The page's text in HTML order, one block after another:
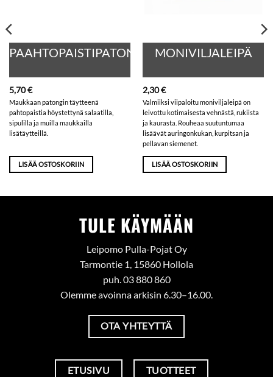
PAAHTOPAISTIPATONKI
5,70€
Maukkaan patongin täytteenä
pahtopaistia höystettynä salaatilla,
sipulilla ja muilla maukkailla
lisätäytteillä.
LISÄÄ OSTOSKORIIN
MONIVILJALEIPÄ
2,30€
Valmiiksi viipaloitu moniviljaleipä on
leivottu kotimaisesta vehnästä, rukiista
ja kaurasta. Rouheaa suutuntumaa
lisäävät auringonkukan, kurpitsan ja
pellavan siemenet.
LISÄÄ OSTOSKORIIN
TULE KÄYMÄÄN
Leipomo Pulla-Pojat Oy
Tarmontie 1, 15860 Hollola
puh. 03 880 860
Olemme avoinna arkisin 6.30–16.00.
OTA YHTEYTTÄ
ETUSIVU TUOTTEET